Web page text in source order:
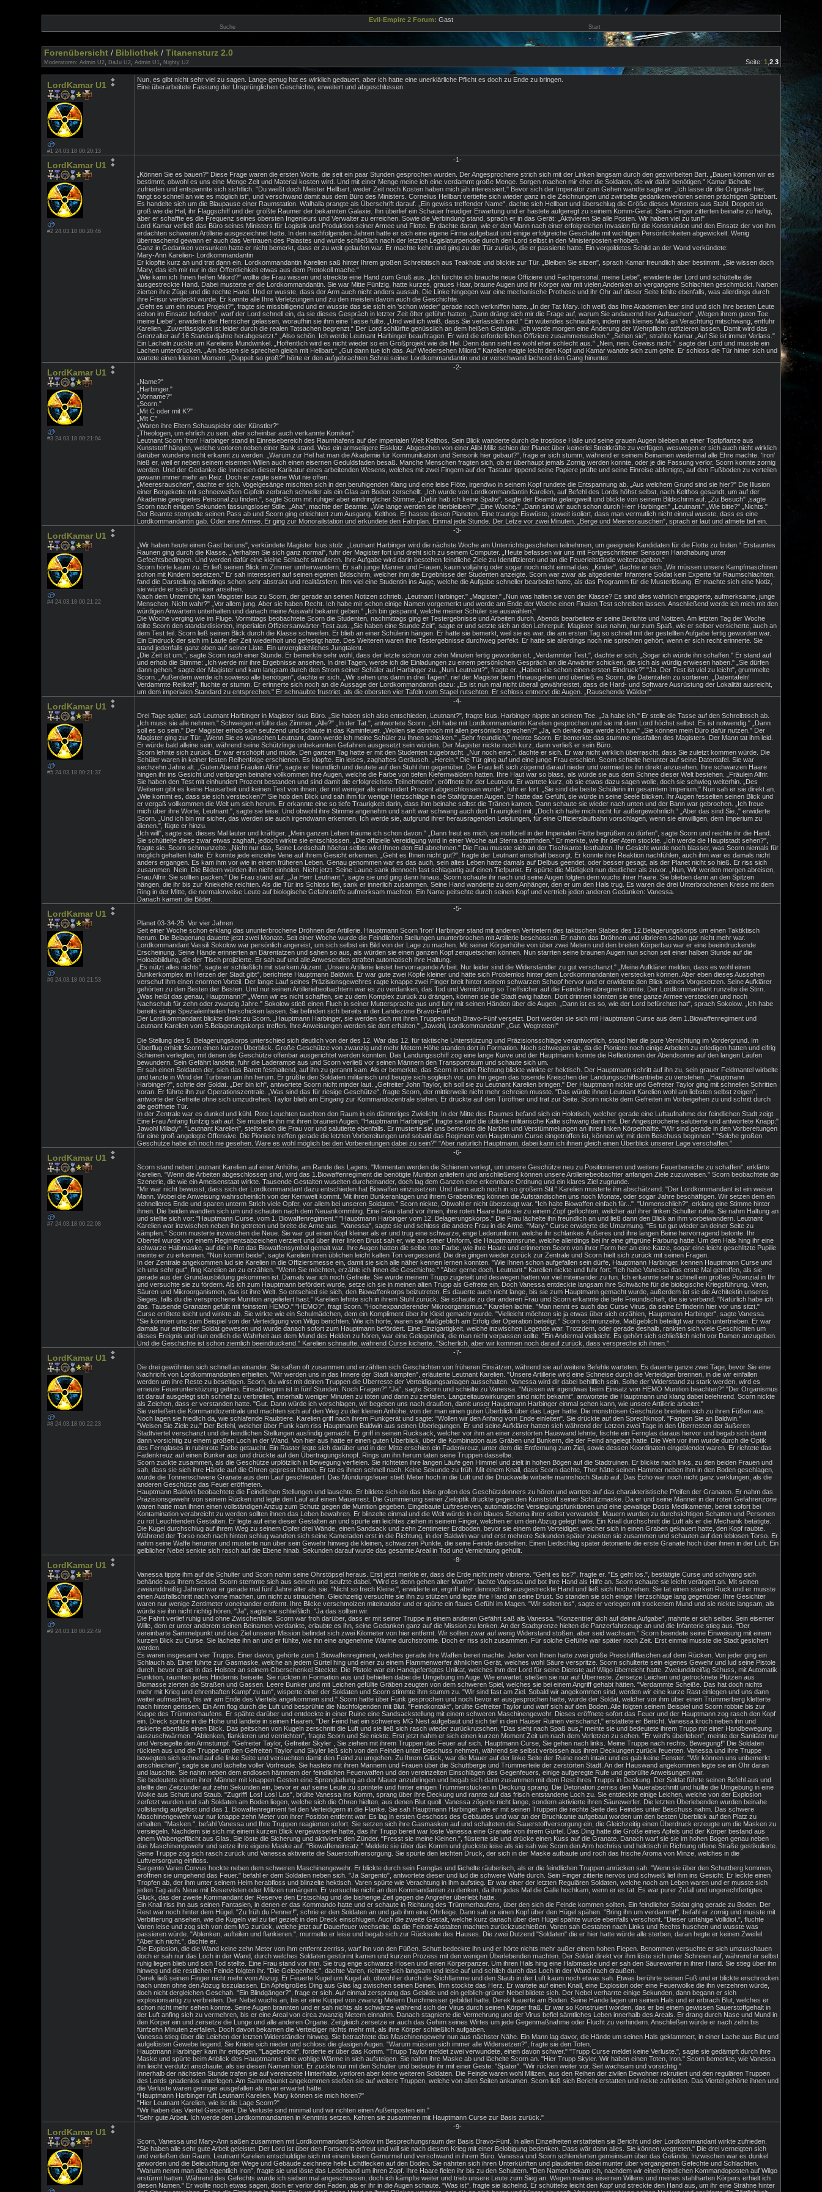
Evil-Empire 2 Forum: Gast
Suche Start
Forenübersicht/ Bibliothek / Titanensturz 2.0
Moderatoren: Admin U2, DaJu U2, Admin U1 Nighty U2 Seite: 1 2, 3
LordKamar U1
#1 24.03.18 00:20:13
Nun, es gibt nicht sehr viel zu sagen. Lange genug hat es wirklich gedauert, aber ich hatte eine unerklärliche Pflicht es doch zu Ende zu bringen.
Eine überarbeitete Fassung der Ursprünglichen Geschichte, erweitert und abgeschlossen.
LordKamar U1
#2 24.03.18 00:20:46
-1-
„Können Sie es bauen?" Diese Frage waren die ersten Worte, die seit ein paar Stunden gesprochen wurden. Der Angesprochene strich sich mit der Linken langsam durch den gezwirbelten Bart. „Bauen können wir es
bestimmt, obwohl es uns eine Menge Zeit und Material kosten wird. Und mit einer Menge meine ich eine verdammt große Menge. Sorgen machen mir eher die Soldaten, die wir dafür benötigen." Kamar lächelte
zufrieden und entspannte sich sichtlich. "Du weißt doch Meister Hellbart, weder Zeit noch Kosten haben mich jäh interessiert." Bevor sich der Imperator zum Gehen wandte sagte er: „Ich lasse dir die Originale hier,
fangt so schnell an wie es möglich ist“, und verschwand damit aus dem Büro des Ministers. Cornelius Hellbart vertiefte sich wieder ganz in die Zeichnungen und zwirbelte gedankenverloren seinen prächtigen Spitzbart.
Es handelte sich um die Blaupause einer Raumstation. Walhalla prangte als Überschrift darauf. „Ein gewiss treffender Name", dachte sich Hellbart und überschlug die Größe dieses Monsters aus Stahl. Doppelt so
groß wie die Hel, ihr Flaggschiff und der größte Raumer der bekannten Galaxie. Ihn überlief ein Schauer freudiger Erwartung und er hastete aufgeregt zu seinem Komm-Gerät. Seine Finger zitterten beinahe zu heftig,
aber er schaffte es die Frequenz seines obersten Ingenieurs und Verwalter zu erreichen. Sowie die Verbindung stand, sprach er in das Gerät: „Aktivieren Sie alle Posten. Wir haben viel zu tun!"
Lord Kamar verließ das Büro seines Ministers für Logistik und Produktion seiner Armee und Flotte. Er dachte daran, wie er den Mann nach einer erfolgreichen Invasion für die Konstruktion und den Einsatz der von ihm
erdachten schweren Artillerie ausgezeichnet hatte. In den nachfolgenden Jahren hatte er sich eine eigene Firma aufgebaut und einige erfolgreiche Geschäfte mit wichtigen Persönlichkeiten abgewickelt. Wenig
überraschend gewann er auch das Vertrauen des Palastes und wurde schließlich nach der letzten Legislaturperiode durch den Lord selbst in den Ministerposten erhoben.
Ganz in Gedanken versunken hatte er nicht bemerkt, dass er zu weit gelaufen war. Er machte kehrt und ging zu der Tür zurück, die er passierte hatte. Ein vergoldetes Schild an der Wand verkündete:
Mary-Ann Karelien- Lordkommandantin
Er klopfte kurz an und trat dann ein. Lordkommandantin Karelien saß hinter Ihrem großen Schreibtisch aus Teakholz und blickte zur Tür. „Bleiben Sie sitzen", sprach Kamar freundlich aber bestimmt. „Sie wissen doch
Mary, das ich mir nur in der Öffentlichkeit etwas aus dem Protokoll mache.“
„Wie kann ich Ihnen helfen Milord?" wollte die Frau wissen und streckte eine Hand zum Gruß aus. „Ich fürchte ich brauche neue Offiziere und Fachpersonal, meine Liebe", erwiderte der Lord und schüttelte die
ausgestreckte Hand. Dabei musterte er die Lordkommandantin. Sie war Mitte Fünfzig, hatte kurzes, graues Haar, braune Augen und ihr Körper war mit vielen Andenken an vergangene Schlachten geschmückt. Narben
zierten ihre Züge und die rechte Hand. Und er wusste, dass der Arm auch nicht anders aussah. Die Linke hingegen war eine mechanische Prothese und ihr Ohr auf dieser Seite fehlte ebenfalls, was allerdings durch
ihre Frisur verdeckt wurde. Er kannte alle Ihre Verletzungen und zu den meisten davon auch die Geschichte.
„Geht es um ein neues Projekt?", fragte sie missbilligend und er wusste das sie sich ein 'schon wieder' gerade noch verkniffen hatte. „In der Tat Mary. Ich weiß das Ihre Akademien leer sind und sich Ihre besten Leute
schon im Einsatz befinden", warf der Lord schnell ein, da sie dieses Gespräch in letzter Zeit öfter geführt hatten. „Dann drängt sich mir die Frage auf, warum Sie andauernd hier Auftauchen“ „Wegen ihrem guten Tee
meine Liebe“, erwiderte der Herrscher gelassen, woraufhin sie ihm eine Tasse füllte. „Und weil ich weiß, dass Sie verlässlich sind." Ein wütendes schnauben, indem ein kleines Maß an Verachtung mitschwang, entfuhr
Karelien. „Zuverlässigkeit ist leider durch die realen Tatsachen begrenzt.“ Der Lord schlürfte genüsslich an dem heißen Getränk. „Ich werde morgen eine Änderung der Wehrpflicht ratifizieren lassen. Damit wird das
Grenzalter auf 16 Standardjahre herabgesetzt.“ „Also schön. Ich werde Leutnant Harbinger beauftragen. Er wird die erforderlichen Offiziere zusammensuchen.“ „Sehen sie", strahlte Kamar „Auf Sie ist immer Verlass."
Ein Lächeln zuckte um Kareliens Mundwinkel. „Hoffentlich wird es nicht wieder so ein Großprojekt wie die Hel. Denn dann sieht es wohl eher schlecht aus." „Nein, nein. Gewiss nicht." ,sagte der Lord und musste ein
Lachen unterdrücken. „Am besten sie sprechen gleich mit Hellbart.“ „Gut dann tue ich das. Auf Wiedersehen Milord." Karelien neigte leicht den Kopf und Kamar wandte sich zum gehe. Er schloss die Tür hinter sich und
wartete einen kleinen Moment. „Doppelt so groß?" hörte er den aufgebrachten Schrei seiner Lordkommandantin und er verschwand lachend den Gang hinunter.
LordKamar U1
#3 24.03.18 00:21:04
-2-
„Name?"
„Harbinger."
„Vorname?"
„Scorn."
„Mit C oder mit K?"
„Mit C"
„Waren ihre Eltern Schauspieler oder Künstler?“
„Theologen, um ehrlich zu sein, aber scheinbar auch verkannte Komiker.“
Leutnant Scorn 'Iron' Harbinger stand in Einreisebereich des Raumhafens auf der imperialen Welt Kelthos. Sein Blick wanderte durch die trostlose Halle und seine grauen Augen blieben an einer Topfpflanze aus
Kunststoff hängen, welche verloren neben einer Bank stand. Was ein armseligere Eisklotz. Abgesehen von einer Alibi Miliz schien der Planet über keinerlei Streitkräfte zu verfügen, weswegen er sich auch nicht wirklich
darüber wunderte nicht erkannt zu werden. „Warum zur Hel hat man die Akademie für Kommunikation und Sensorik hier gebaut?", frage er sich stumm, während er seinem Beinamen wiedermal alle Ehre machte. 'Iron'
hieß er, weil er neben seinem eisernen Willen auch einen eisernen Geduldsfaden besaß. Manche Menschen fragten sich, ob er überhaupt jemals Zornig werden konnte, oder je die Fassung verlor. Scorn konnte zornig
werden. Und der Gedanke die Innereien dieser Karikatur eines arbeitenden Wesens, welches mit zwei Fingern auf der Tastatur tippend seine Papiere prüfte und seine Einreise abfertigte, auf den Fußboden zu verteilen
gewann immer mehr an Reiz. Doch er zeigte seine Wut nie offen.
„Meeresrauschen", dachte er sich. Vogelgesänge mischten sich in den beruhigenden Klang und eine leise Flöte, irgendwo in seinem Kopf rundete die Entspannung ab. „Aus welchem Grund sind sie hier?" Die Illusion
einer Bergekette mit schneeweißen Gipfeln zerbrach schneller als ein Glas am Boden zerschellt. „Ich wurde von Lordkommandantin Karelien, auf Befehl des Lords höhst selbst, nach Kelthos gesandt, um auf der
Akademie geeignetes Personal zu finden.", sagte Scorn mit ruhiger aber eindringlicher Stimme. „Dafür hab ich keine Spalte", sagte der Beamte gelangweilt und blickte von seinem Bildschirm auf. „Zu Besuch" ,sagte
Scorn nach einigen Sekunden fassungsloser Stille. „Aha", machte der Beamte. „Wie lange werden sie hierbleiben?" „Eine Woche." „Dann sind wir auch schon durch Herr Harbinger." „Leutnant." „Wie bitte?" „Nichts."
Der Beamte stempelte seinen Pass ab und Scorn ging erleichtert zum Ausgang. Kelthos. Er hasste diesen Planeten. Eine traurige Eiswüste, soweit isoliert, dass man vermutlich nicht einmal wusste, dass es eine
Lordkommandantin gab. Oder eine Armee. Er ging zur Monorailstation und erkundete den Fahrplan. Einmal jede Stunde. Der Letze vor zwei Minuten. „Berge und Meeresrauschen", sprach er laut und atmete tief ein.
LordKamar U1
#4 24.03.18 00:21:22
-3-
„Wir haben heute einen Gast bei uns", verkündete Magister Isus stolz. „Leutnant Harbinger wird die nächste Woche am Unterrichtsgeschehen teilnehmen, um geeignete Kandidaten für die Flotte zu finden.“ Erstauntes
Raunen ging durch die Klasse. „Verhalten Sie sich ganz normal", fuhr der Magister fort und dreht sich zu seinem Computer. „Heute befassen wir uns mit Fortgeschrittener Sensoren Handhabung unter
Gefechtsbedingen. Und werden dafür eine kleine Schlacht simulieren. Ihre Aufgabe wird darin bestehen feindliche Ziele zu Identifizieren und an die Feuerleitstände weiterzugeben.“
Scorn hörte kaum zu. Er ließ seinen Blick im Zimmer umherwandern. Er sah junge Männer und Frauen, kaum volljährig oder sogar noch nicht einmal das. „Kinder", dachte er sich „Wir müssen unsere Kampfmaschinen
schon mit Kindern besetzen." Er sah interessiert auf seinen eigenen Bildschirm, welcher ihm die Ergebnisse der Studenten anzeigte. Scorn war zwar als altgedienter Infanterie Soldat kein Experte für Raumschlachten,
fand die Darstellung allerdings schon sehr abstrakt und realitätsfern. Ihm viel eine Studentin ins Auge, welche die Aufgabe schneller bearbeitet hatte, als das Programm für die Musterlösung. Er machte sich eine Notiz,
sie würde er sich genauer ansehen.
Nach dem Unterricht, kam Magister Isus zu Scorn, der gerade an seinen Notizen schrieb. „Leutnant Harbinger." „Magister." „Nun was halten sie von der Klasse? Es sind alles wahrlich engagierte, aufmerksame, junge
Menschen. Nicht wahr?" „Vor allem jung. Aber sie haben Recht. Ich habe mir schon einige Namen vorgemerkt und werde am Ende der Woche einen Finalen Test schreiben lassen. Anschließend werde ich mich mit den
würdigen Anwärtern unterhalten und danach meine Auswahl bekannt geben." „Ich bin gespannt, welche meiner Schüler sie auswählen."
Die Woche verging wie im Fluge. Vormittags beobachtete Scorn die Studenten, nachmittags ging er Testergebnisse und Arbeiten durch, Abends bearbeitete er seine Berichte und Notizen. Am letzten Tag der Woche
teilte Scorn den standardisierten, imperialen Offiziersanwärter-Test aus. „Sie haben eine Stunde Zeit", sagte er und setzte sich an den Lehrerpult. Magister Isus nahm, nur zum Spaß, wie er selber versicherte, auch an
dem Test teil. Scorn ließ seinen Blick durch die Klasse schweifen. Er blieb an einer Schülerin hängen. Er hatte sie bemerkt, weil sie es war, die am ersten Tag so schnell mit der gestellten Aufgabe fertig geworden war.
Ein Eindruck der sich im Laufe der Zeit wiederholt und gefestigt hatte. Des Weiteren waren ihre Testergebnisse durchweg perfekt. Er hatte sie allerdings noch nie sprechen gehört, wenn er sich recht erinnerte. Sie
stand jedenfalls ganz oben auf seiner Liste. Ein unvergleichliches Jungtalent.
„Die Zeit ist um.", sagte Scorn nach einer Stunde. Er bemerkte sehr wohl, dass der letzte schon vor zehn Minuten fertig geworden ist. „Verdammter Test.", dachte er sich. „Sogar ich würde ihn schaffen." Er stand auf
und erhob die Stimme: „Ich werde mir ihre Ergebnisse ansehen. In drei Tagen, werde ich die Einladungen zu einem persönlichen Gespräch an die Anwärter schicken, die sich als würdig erwiesen haben." „Sie dürfen
dann gehen." sagte der Magister und kam langsam durch den Strom seiner Schüler auf Harbinger zu. „Nun Leutnant?", fragte er. „Haben sie schon einen ersten Eindruck?" "Ja. Der Test ist viel zu leicht", grummelte
Scorn. „Außerdem werde ich sowieso alle benötigen", dachte er sich. „Wir sehen uns dann in drei Tagen", rief der Magister beim Hinausgehen und überließ es Scorn, die Datentafeln zu sortieren. „Datentafeln!
Verdammte Relikte!", fluchte er stumm. Er erinnerte sich noch an die Aussage der Lordkommandantin dazu: „Es ist nun mal nicht überall gewährleistet, dass die Hard- und Software Ausrüstung der Lokalität ausreicht,
um dem imperialen Standard zu entsprechen." Er schnaubte frustriet, als die obersten vier Tafeln vom Stapel rutschten. Er schloss entnervt die Augen. „Rauschende Wälder!"
LordKamar U1
#5 24.03.18 00:21:37
-4-
Drei Tage später, saß Leutnant Harbinger in Magister Isus Büro. „Sie haben sich also entschieden, Leutnant?", fragte Isus. Harbinger nippte an seinem Tee. „Ja habe ich." Er stelle die Tasse auf den Schreibtisch ab.
„Ich muss sie alle nehmen." Schweigen erfüllte das Zimmer. „Alle?" „In der Tat.", antwortete Scorn. „Ich habe mit Lordkommandantin Karelien gesprochen und sie mit dem Lord höchst selbst. Es ist notwendig." „Dann
soll es so sein." Der Magister erhob sich seufzend und schaute in das Kaminfeuer. „Wollen sie dennoch mit allen persönlich sprechen?" „Ja, ich denke das werde ich tun." „Sie können mein Büro dafür nutzen." Der
Magister ging zur Tür. „Wenn Sie es wünschen Leutnant, dann werde ich meine Schüler zu Ihnen schicken." „Sehr freundlich," meinte Scorn. Er bemerkte das stumme missfallen des Magisters. Der Mann tat ihm leid.
Er würde bald alleine sein, während seine Schützlinge unbekannten Gefahren ausgesetzt sein würden. Der Magister nickte noch kurz, dann verließ er sein Büro.
Scorn lehnte sich zurück. Er war erschöpft und müde. Den ganzen Tag hatte er mit den Studenten zugebracht. „Nur noch eine.", dachte er sich. Er war nicht wirklich überrascht, dass Sie zuletzt kommen würde. Die
Schüler waren in keiner festen Reihenfolge erschienen. Es klopfte. Ein leises, zaghaftes Geräusch. „Herein." Die Tür ging auf und eine junge Frau erschien. Scorn schielte herunter auf seine Datentafel. Sie war
sechzehn Jahre alt. „Guten Abend Fräulein Alfrir", sagte er freundlich und deutete auf den Stuhl ihm gegenüber. Die Frau ließ sich zögernd darauf nieder und vermied es ihn direkt anzusehen. Ihre schwarzen Haare
hingen ihr ins Gesicht und verbargen beinahe vollkommen ihre Augen, welche die Farbe von tiefen Kiefernwäldern hatten. Ihre Haut war so blass, als würde sie aus dem Schnee dieser Welt bestehen. „Fräulein Alfrir.
Sie haben den Test mit einhundert Prozent bestanden und sind damit die erfolgreichste Teilnehmerin", eröffnete ihr der Leutnant. Er wartete kurz, ob sie etwas dazu sagen wolle, doch sie schwieg weiterhin. „Des
Weiteren gibt es keine Hausarbeit und keinen Test von ihnen, der mit weniger als einhundert Prozent abgeschlossen wurde", fuhr er fort. „Sie sind die beste Schülerin im gesamtem Imperium." Nun sah er sie direkt an.
„Wie kommt es, dass sie sich verstecken?" Sie hob den Blick und sah ihm für wenige Herzschläge in die Stahlgrauen Augen. Er hatte das Gefühl, sie würde in seine Seele blicken. Ihr Augen fesselten seinen Blick und
er vergaß vollkommen die Welt um sich herum. Er erkannte eine so tiefe Traurigkeit darin, dass ihm beinahe selbst die Tränen kamen. Dann schaute sie wieder nach unten und der Bann war gebrochen. „Ich freue
mich über ihre Worte, Leutnant.", sagte sie leise. Und obwohl ihre Stimme angenehm und sanft war schwang auch dort Traurigkeit mit. „Doch ich halte mich nicht für außergewöhnlich.“ „Aber das sind Sie.," erwiderte
Scorn. „Und ich bin mir sicher, das werden sie auch irgendwann erkennen. Ich werde sie, aufgrund ihrer herausragenden Leistungen, für eine Offizierslaufbahn vorschlagen, wenn sie einwilligen, dem Imperium zu
dienen.", fügte er hinzu.
„Ich will", sagte sie, dieses Mal lauter und kräftiger. „Mein ganzen Leben träume ich schon davon." „Dann freut es mich, sie inoffiziell in der Imperialen Flotte begrüßen zu dürfen", sagte Scorn und reichte ihr die Hand.
Sie schüttelte diese zwar etwas zaghaft, jedoch wirkte sie entschlossen. „Die offizielle Vereidigung wird in einer Woche auf Sterra stattfinden." Er merkte, wie ihr der Atem stockte. „Ich werde die Hauptstadt sehen?",
fragte sie. Scorn schmunzelte. „Nicht nur das, Seine Lordschaft höchst selbst wird Ihnen den Eid abnehmen." Die Frau musste sich an der Tischkante festhalten. Ihr Gesicht wurde noch blasser, was Scorn niemals für
möglich gehalten hätte. Er konnte jede einzelne Vene auf ihrem Gesicht erkennen. „Geht es Ihnen nicht gut?", fragte der Leutnant ernsthaft besorgt. Er konnte ihre Reaktion nachfühlen, auch ihm war es damals nicht
anders ergangen. Es kam ihm vor wie in einem früheren Leben. Genau genommen war es das auch, sein altes Leben hatte damals auf Delbus geendet, oder besser gesagt, als der Planet nicht so hieß. Er riss sich
zusammen. Nein. Die Bildern würden ihn nicht einholen. Nicht jetzt. Seine Laune sank dennoch fast schlagartig auf einen Tiefpunkt. Er spürte die Müdigkeit nun deutlicher als zuvor. „Nun, Wir werden morgen abreisen,
Frau Alfrir. Sie sollten packen." Die Frau stand auf. „Ja Herr Leutnant.", sagte sie und ging dann hinaus. Scorn schaute ihr nach und seine Augen folgten dem wuchs ihrer Haare. Sie blieben dann an den Spitzen
hängen, die ihr bis zur Kniekehle reichten. Als die Tür ins Schloss fiel, sank er innerlich zusammen. Seine Hand wanderte zu dem Anhänger, den er um den Hals trug. Es waren die drei Unterbrochenen Kreise mit dem
Ring in der Mitte, die normalerweise Leute auf biologische Gefahrstoffe aufmerksam machten. Ein Name peitschte durch seinen Kopf und vertrieb jeden anderen Gedanken: Vanessa.
Danach kamen die Bilder.
LordKamar U1
#6 24.03.18 00:21:53
-5-
Planet 03-34-25. Vor vier Jahren.
Seit einer Woche schon erklang das ununterbrochene Dröhnen der Artillerie. Hauptmann Scorn 'Iron' Harbinger stand mit anderen Vertretern des taktischen Stabes des 12.Belagerungskorps um einen Taktiktisch
herum. Die Belagerung dauerte jetzt zwei Monate. Seit einer Woche wurde die Feindlichen Stellungen ununterbrochen mit Artillerie beschossen. Er nahm das Dröhnen und vibrieren schon gar nicht mehr war.
Lordkommandant Vassili Sokolow war persönlich angereist, um sich selbst ein Bild von der Lage zu machen. Mit seiner Körperhöhe von über zwei Metern und den breiten Körperbau war er eine beeindruckende
Erscheinung. Seine Hände erinnerten an Bärentatzen und sahen so aus, als würden sie einen ganzen Kopf zerquetschen können. Nun starrten seine braunen Augen nun schon seit einer halben Stunde auf die
Holoabbildung, die der Tisch projizierte. Er sah auf und alle Anwesenden straften automatisch ihre Haltung.
„Es nützt alles nichts", sagte er schließlich mit starkem Akzent. „Unsere Artillerie leistet hervorragende Arbeit. Nur leider sind die Widerständler zu gut verschanzt." „Meine Aufklärer melden, dass es wohl einen
Bunkerkomplex im Herzen der Stadt gibt", berichtete Hauptmann Baldwin. Er war gute zwei Köpfe kleiner und hätte sich Problemlos hinter dem Lordkommandanten verstecken können. Aber eben dieses Aussehen
verschuf ihm einen enormen Vorteil. Der lange Lauf seines Präzisionsgewehres ragte knappe zwei Finger breit hinter seinem schwarzen Schopf hervor und er erwiderte den Blick seines Vorgesetzen. Seine Aufklärer
gehörten zu den Besten der Besten. Und nur seinen Artilleriebeobachtern war es zu verdanken, das Tod und Vernichtung so Treffsicher auf die Feinde herabregnen konnte. Der Lordkommandant runzelte die Stirn.
„Was heißt das genau, Hauptmann?" „Wenn wir es nicht schaffen, sie zu dem Komplex zurück zu drängen, können sie die Stadt ewig halten. Dort drinnen könnten sie eine ganze Armee verstecken und noch
Nachschub für zehn oder zwanzig Jahre." Sokolow stieß einen Fluch in seiner Muttersprache aus und fuhr mit seinen Händen über die Augen. „Dann ist es so, wie der Lord befürchtet hat", sprach Sokolow. „Ich habe
bereits einige Spezialeinheiten herschicken lassen. Sie befinden sich bereits in der Landezone Bravo-Fünf."
Der Lordkommandant blickte direkt zu Scorn. „Hauptmann Harbinger, sie werden sich mit ihren Truppen nach Bravo-Fünf versetzt. Dort werden sie sich mit Hauptmann Curse aus dem 1.Biowaffenregiment und
Leutnant Karelien vom 5.Belagerungskorps treffen. Ihre Anweisungen werden sie dort erhalten." „Jawohl, Lordkommandant!" „Gut. Wegtreten!"
Die Stellung des 5. Belagerungskorps unterschied sich deutlich von der des 12. War das 12. für taktische Unterstützung und Präzisionsschläge verantwortlich, stand hier die pure Vernichtung im Vordergrund. Im
Überflug erhielt Scorn einen kurzen Überblick. Große Geschütze von zwanzig und mehr Metern Höhe standen dort in Formation. Noch schwiegen sie, da die Pioniere noch einige Arbeiten zu erledigen hatten und eifrig
Schienen verlegten, mit denen die Geschütze offenbar ausgerichtet werden konnten. Das Landungsschiff zog eine lange Kurve und der Hauptmann konnte die Reflextionen der Abendsonne auf den langen Läufen
bewundern. Sein Gefährt landete, fuhr die Laderampe aus und Scorn verließ vor seinen Männern den Transportraum und schaute sich um.
Er sah einen Soldaten der, sich das Barett festhaltend, auf ihn zu gerannt kam. Als er bemerkte, das Scorn in seine Richtung blickte winkte er hektisch. Der Hauptmann schritt auf ihn zu, sein grauer Feldmantel wirbelte
und tanzte in Wind der Turbinen um ihn herum. Er grüßte den Soldaten militärisch und beugte sich sogleich vor, um ihn gegen das tosende Kreischen der Landungsschiffsantriebe zu verstehen. „Hauptmann
Harbinger?", schrie der Soldat. „Der bin ich", antwortete Scorn nicht minder laut. „Gefreiter John Taylor, ich soll sie zu Leutnant Karelien bringen." Der Hauptmann nickte und Gefreiter Taylor ging mit schnellen Schritten
voran. Er führte ihn zur Operationszentrale. „Was sind das für riesige Geschütze", fragte Scorn, der mittlerweile nicht mehr schreien musste. "Das würde ihnen Leutnant Karelien wohl am liebsten selbst zeigen",
antworte der Gefreite ohne sich umzudrehen. Taylor blieb am Eingang zur Kommandozentrale stehen. Er drückte auf den Türöffner und trat zur Seite. Scorn nickte dem Gefreiten im Vorbeigehen zu und schritt durch
die geöffnete Tür.
In der Zentrale war es dunkel und kühl. Rote Leuchten tauchten den Raum in ein dämmriges Zwielicht. In der Mitte des Raumes befand sich ein Holotisch, welcher gerade eine Luftaufnahme der feindlichen Stadt zeigt.
Eine Frau Anfang fünfzig sah auf. Sie musterte ihn mit ihren braunen Augen. "Hauptmann Harbinger", fragte sie und die übliche militärische Kälte schwang darin mit. Der Angesprochene salutierte und antwortete Knapp:"
Jawohl Milady". "Leutnant Karelien", stellte sich die Frau vor und salutierte ebenfalls. Er musterte sie uns bemerkte die Narben und Verstümmelungen an ihrer linken Körperhälfte. "Wir sind gerade in den Vorbereitungen
für eine groß angelegte Offensive. Die Pioniere treffen gerade die letzten Vorbereitungen und sobald das Regiment von Hauptmann Curse eingetroffen ist, können wir mit dem Beschuss beginnen." "Solche großen
Geschütze habe ich noch nie gesehen. Wäre es wohl möglich bei den Vorbereitungen dabei zu sein?" "Aber natürlich Hauptmann, dabei kann ich ihnen gleich einen Überblick unserer Lage verschaffen."
LordKamar U1
#7 24.03.18 00:22:08
-6-
Scorn stand neben Leutnant Karelien auf einer Anhöhe, am Rande des Lagers. "Momentan werden die Schienen verlegt, um unsere Geschütze neu zu Positionieren und weitere Feuerbereiche zu schaffen", erklärte
Karelien. "Wenn die Arbeiten abgeschlossen sind, wird das 1.Biowaffenregiment die benötigte Munition anliefern und anschließend können unsere Artilleriebeobachter anfangen Ziele zuzuweisen." Scorn beobachtete die
Szenerie, die wie ein Ameisenstaat wirkte. Tausende Gestalten wuselten durcheinander, doch lag dem Ganzen eine erkennbare Ordnung und ein klares Ziel zugrunde.
"Mir war nicht bewusst, dass sich der Lordkommandant dazu entschieden hat Biowaffen einzusetzen. Und dann auch noch in so großem Stil." Karelien musterte ihn abschätzend. "Der Lordkommandant ist ein weiser
Mann. Wobei die Anweisung wahrscheinlich von der Kernwelt kommt. Mit ihren Bunkeranlagen und ihrem Grabenkrieg können die Aufständischen uns noch Monate, oder sogar Jahre beschäftigen. Wir setzen dem ein
schnelleres Ende und sparen unterm Strich viele Opfer, vor allem bei unseren Soldaten." Scorn nickte, Obwohl er nicht überzeugt war. "Ich halte Biowaffen einfach für..." "Unmenschlich?", erklang eine Stimme hinter
ihnen. Die beiden wandten sich um und schauten nach dem Neuankömmling. Eine Frau stand vor ihnen, ihre roten Haare hatte sie zu einem Zopf geflochten, welcher auf ihrer linken Schulter ruhte. Sie nahm Haltung an
und stellte sich vor: "Hauptmann Curse, vom 1. Biowaffenregiment." "Hauptmann Harbinger vom 12. Belagerungskorps." Die Frau lächelte ihn freundlich an und ließ dann den Blick an ihm vorbeiwandern. Leutnant
Karelien war inzwischen neben ihn getreten und breite die Arme aus. "Vanessa", sagte sie und schloss die andere Frau in die Arme. "Mary." Curse erwiderte die Umarmung. "Es tut gut wieder an deiner Seite zu
kämpfen." Scorn musterte inzwischen die Neue. Sie war gut einen Kopf kleiner als er und trug eine schwarze, enge Lederuniform, welche ihr schlankes Äußeres und ihre langen Beine hervorragend betonte. Ihr
Oberteil wurde von einem Regimentsabzeichen verziert und über ihrer linken Brust sah er, wie an seiner Uniform, die Hauptmannsrune, welche allerdings bei ihr eine giftgrüne Färbung hatte. Um den Hals hing ihr eine
schwarze Halbmaske, auf die in Rot das Biowaffensymbol gemalt war. Ihre Augen hatten die selbe rote Farbe, wie ihre Haare und erinnerten Scorn von ihrer Form her an eine Katze, sogar eine leicht geschlitzte Pupille
meinte er zu erkennen. "Nun kommt beide", sagte Karelien ihren üblichen leicht kalten Ton vergessend. Die drei gingen wieder zurück zur Zentrale und Scorn hielt sich zurück mit seinen Fragen.
In der Zentrale angekommen lud sie Karelien in die Offiziersmesse ein, damit sie sich alle näher kennen lernen konnten. "Wie Ihnen schon aufgefallen sein dürfe, Hauptmann Harbinger, kennen Hauptmann Curse und
ich uns sehr gut", fing Karelien an zu erzählen. "Wenn Sie möchten, erzähle ich ihnen die Geschichte." "Aber gerne doch, Leutnant." Karelien nickte und fuhr fort: "Ich habe Vanessa das erste Mal getroffen, als sie
gerade aus der Grundausbildung gekommen ist. Damals war ich noch Gefreite. Sie wurde meinem Trupp zugeteilt und deswegen hatten wir viel miteinander zu tun. Ich erkannte sehr schnell ein großes Potenzial in Ihr
und versuchte sie zu fördern. Als ich zum Hauptmann befördert wurde, setze ich sie in meinen alten Trupp als Gefreite ein. Doch Vanessa entdeckte langsam ihre Schwäche für die biologische Kriegsführung. Viren,
Säuren und Mikroorganismen, das ist ihre Welt. So entschied sie sich, den Biowaffenkorps beizutreten. Es dauerte auch nicht lange, bis sie zum Hauptmann gemacht wurde, außerdem ist sie die Architektin unseres
Sieges, falls du die versprochene Munition angeliefert hast." Karelien lehnte sich in ihrem Stuhl zurück. Sie schaute zu der anderen Frau und Scorn erkannte die tiefe Freundschaft, die sie verband. "Natürlich habe ich
das. Tausende Granaten gefüllt mit feinstem HEMO." "HEMO?", fragt Scorn. "Hochexpandierender Mikroorganismus." Karelien lachte. "Man nennt es auch das Curse Virus, da seine Erfinderin hier vor uns sitzt."
Curse errötete leicht und winkte ab. Sie wirkte wie ein Schulmädchen, dem ein Kompliment über ihr Kleid gemacht wurde. "Vielleicht möchten sie ja etwas über sich erzählen, Hauptmann Harbinger", sagte Vanessa.
"Sie könnten uns zum Beispiel von der Verteidigung von Wilgo berichten. Wie ich hörte, waren sie Maßgeblich am Erfolg der Operation beteiligt." Scorn schmunzelte. Maßgeblich beteiligt war noch untertrieben. Er war
damals nur einfacher Soldat gewesen und wurde danach sofort zum Hauptmann befördert. Eine Einzigartigkeit, welche inzwischen Legende war. Trotzdem, oder gerade deshalb, rankten sich viele Geschichten um
dieses Ereignis und nun endlich die Wahrheit aus dem Mund des Helden zu hören, war eine Gelegenheit, die man nicht verpassen sollte. "Ein Andermal vielleicht. Es gehört sich schließlich nicht vor Damen anzugeben.
Und die Geschichte ist schon ziemlich beeindruckend." Karelien schnaufte, während Curse kicherte. "Sicherlich, aber wir kommen noch darauf zurück, dass verspreche ich ihnen."
LordKamar U1
#8 24.03.18 00:22:23
-7-
Die drei gewöhnten sich schnell an einander. Sie saßen oft zusammen und erzählten sich Geschichten von früheren Einsätzen, während sie auf weitere Befehle warteten. Es dauerte ganze zwei Tage, bevor Sie eine
Nachricht von Lordkommandanten erhielten. "Wir werden uns in das Innere der Stadt kämpfen", erläuterte Leutnant Karelien. "Unsere Artillerie wird eine Schneise durch die Verteidiger brennen, in die wir einfallen
werden um ihre Reste zu beseitigen. Scorn, du wirst mit deinen Truppen die Überreste der Verteidigungsanlagen ausschalten. Vanessa wird dir dabei behilflich sein. Sollte der Widerstand zu stark werden, wird es
erneute Feuerunterstüzung geben. Einsatzbeginn ist in fünf Stunden. Noch Fragen?" "Ja", sagte Scorn und schielte zu Vanessa. "Müssen wir irgendwas beim Einsatz von HEMO Munition beachten?" "Der Organismus
ist darauf ausgelegt sich schnell zu verbreiten, innerhalb weniger Minuten zu töten und dann zu zerfallen. Langzeitauswirkungen sind nicht bekannt", antwortete die Hauptmann und klang dabei belehrend. Scorn nickte
als Zeichen, dass er verstanden hatte. "Gut. Dann würde ich vorschlagen, wir begeben uns nach draußen, damit unser Hauptmann Harbinger einmal sehen kann, wie unsere Artillerie arbeitet."
Sie verließen die Kommandozentrale und machten sich auf den Weg zu der kleinen Anhöhe, von der man einen guten Überblick über das Lager hatte. Die monströsen Geschütze breiteten sich zu ihren Füßen aus.
Noch lagen sie friedlich da, wie schlafende Raubtiere. Karelien griff nach ihrem Funkgerät und sagte: "Wollen wir den Anfang vom Ende einleiten". Sie drückte auf den Sprechknopf. "Fangen Sie an Baldwin."
"Weisen Sie Ziele zu." Der Befehl, welcher über Funk kam riss Hauptmann Baldwin aus seinen Überlegungen. Er und seine Aufklärer hatten sich während der Letzen zwei Tage in den Überresten der äußeren
Stadtviertel verschanzt und die feindlichen Stellungen ausfindig gemacht. Er griff in seinen Rucksack, welcher vor ihm an einer zerstörten Hauswand lehnte, fischte ein Fernglas daraus hervor und begab sich damit
dann vorsichtig zu einem großen Loch in der Wand. Von hier aus hatte er einen guten Überblick, über die Kombination aus Gräben und Bunkern, die der Feind angelegt hatte. Die Welt vor ihm wurde durch die Optik
des Fernglases in rubinrote Farbe getaucht. Ein Raster legte sich darüber und in der Mitte erschien ein Fadenkreuz, unter dem die Entfernung zum Ziel, sowie dessen Koordinaten eingeblendet waren. Er richtete das
Fadenkreuz auf einen Bunker aus und drückte auf den Übertragungsknopf. Rings um ihn herum taten seine Truppen dasselbe.
Scorn zuckte zusammen, als die Geschütze urplötzlich in Bewegung verfielen. Sie richteten ihre langen Läufe gen Himmel und zielt in hohen Bögen auf die Stadtruinen. Er blickte nach links, zu den beiden Frauen und
sah, dass sie sich ihre Hände auf die Ohren gepresst hatten. Er tat es ihnen schnell nach. Keine Sekunde zu früh. Mit einem Knall, dass Scorn dachte, Thor hätte seinen Hammer neben ihm in den Boden geschlagen,
wurde die Tonnenschwere Granate aus dem Lauf geschleudert. Das Mündungsfeuer stieß Meter hoch in die Luft und die Druckwelle wirbelte mannshoch Staub auf. Das Echo war noch nicht ganz verklungen, als die
anderen Geschütze das Feuer eröffneten.
Hauptmann Baldwin beobachtete die Feindlichen Stellungen und lauschte. Er bildete sich ein das leise grollen des Geschützdonners zu hören und wartete auf das charakteristische Pfeifen der Granaten. Er nahm das
Präzisionsgewehr von seinem Rücken und legte den Lauf auf einen Mauerrest. Die Gummierung seiner Zieloptik drückte gegen den Kunststoff seiner Schutzmaske. Da er und seine Männer in der roten Gefahrenzone
waren hatte man ihnen einen vollständigen Anzug zum Schutz gegen die Munition gegeben. Eingebaute Luftreserven, automatische Versieglungsfunktionen und eine gewaltige Dosis Medikamente, bereit sofort bei
Kontamination verabreicht zu werden sollten ihnen das Leben bewahren. Er blinzelte einmal und die Welt würde in ein blaues Schema ihrer selbst verwandelt. Mauern wurden zu durchsichtigen Schatten und Personen
zu rot Leuchtenden Gestalten. Er legte auf eine dieser Gestalten an und spürte ein leichtes ziehen in seinem Finger, welchen er um den Abzug gelegt hatte. Ein Knall durchschnitt die Luft als er die Mechanik betätigte.
Die Kugel durchschlug auf ihrem Weg zu seinem Opfer drei Wände, einen Sandsack und zehn Zentimeter Erdboden, bevor sie einem dem Verteidiger, welcher sich in einen Graben gekauert hatte, den Kopf raubte.
Während der Torso noch nach hinten schlug wandten sich seine Kameraden erst in die Richtung, in der Baldwin war und erst mehrere Sekunden später zuckten sie zusammen und schauten auf den leblosen Torso. Er
nahm seine Waffe herunter und musterte nun über sein Gewehr hinweg die kleinen, schwarzen Punkte, die seine Feinde darstellten. Einen Liedschlag später detonierte die erste Granate hoch über ihnen in der Luft. Ein
gelblicher Nebel senkte sich rasch auf die Ebene hinab. Sekunden darauf wurde das gesamte Areal in Tod und Vernichtung gehüllt.
LordKamar U1
#9 24.03.18 00:22:49
-8-
Vanessa tippte ihm auf die Schulter und Scorn nahm seine Ohrstöpsel heraus. Erst jetzt merkte er, dass die Erde nicht mehr vibrierte. "Geht es los?", fragte er. "Es geht los.", bestätigte Curse und schwang sich
behände aus ihrem Sessel. Scorn stemmte sich aus seinem und seufzte dabei. "Wird es denn gehen alter Mann?", lachte Vanessa und bot ihre Hand als Hilfe an. Scorn schaute sie leicht verärgert an. Mit seinen
zweiunddreißig Jahren war er gerade mal fünf Jahre älter als sie. "Nicht so frech Kleine.", erwiderte er, ergriff aber dennoch die ausgestreckte Hand und ließ sich hochziehen. Sie tat einen starken Ruck und er musste
einen Ausfallschritt nach vorne machen, um nicht zu straucheln. Gleichzeitig versuchte sie ihn zu stützen und legte ihre Hand an seine Brust. So standen sie sich einige Herzschläge lang gegenüber. Ihre Gesichter
waren nur wenige Zentimeter voneinander entfernt. Ihre Blicke verschmolzen miteinander und er spürte ein flaues Gefühl im Magen. "Wir sollten los", sagte er verlegen mit trockenem Mund und sie nickte langsam, als
würde sie ihn nicht richtig hören. "Ja", sagte sie schließlich. "Ja das sollten wir.
Die Fahrt verlief ruhig und ohne Zwischenfälle. Scorn war froh darüber, dass er mit seiner Truppe in einem anderen Gefährt saß als Vanessa. "Konzentrier dich auf deine Aufgabe", mahnte er sich selber. Sein eiserner
Wille, dem er unter anderem seinen Beinamen verdankte, erlaubte es ihn, seine Gedanken ganz auf die Mission zu lenken. An der Stadtgrenze hielten die Panzerfahrzeuge an und die Infanterie stieg aus. "Der
vereinbarte Sammelpunkt und das Ziel unserer Mission befindet sich zwei Kilometer von hier entfernt. Wir sollten zwar auf wenig Widerstand stoßen, aber seid wachsam." Scorn beendete seine Einweisung mit einem
kurzen Blick zu Curse. Sie lächelte ihn an und er fühlte, wie ihn eine angenehme Wärme durchströmte. Doch er riss sich zusammen. Für solche Gefühle war später noch Zeit. Erst einmal musste die Stadt gesichert
werden.
Es waren insgesamt vier Trupps. Einer davon, gehörte zum 1.Biowaffenregiment, welches gerade ihre Waffen bereit machte. Jeder von Ihnen hatte zwei große Pressluftflaschen auf dem Rücken. Von jeder ging ein
Schlauch ab. Einer führte zur Gasmaske, welche an jedem Gürtel hing und einer zu einem Flammenwerfer ähnlichen Gerät, welches wohl Säure verspritze. Scorn schulterte sein eigenes Gewehr und lud seine Pistole
durch, bevor er sie in das Holster an seinem Oberschenkel Steckte. Die Pistole war ein Handgefertigtes Unikat, welches ihm der Lord für seine Dienste auf Wilgo überreicht hatte. Zweiunddreißig Schuss, mit Automatik
Funktion, räumten jedes Hindernis beiseite. Sie rückten in Formation aus und behielten dabei die Umgebung im Auge. Wie erwartet, stießen sie nur auf Überreste. Zersetze Leichen und getrocknete Pfützen aus
Biomasse zierten die Straßen und Gassen. Leere Bunker und mit Leichen gefüllte Gräben zeugten von dem schweren Spiel, welches sie bei einem Angriff gehabt hätten. "Verdammte Scheiße. Das hat doch nichts
mehr mit Krieg und ehrenhaften Kampf zu tun", wisperte einer der Soldaten und Scorn stimmte ihm stumm zu. "Wir sind fast am Ziel. Sobald wir angekommen sind, werden wir eine kurze Rast einlegen und uns dann
weiter aufmachen, bis wir am Ende des Viertels angekommen sind." Scorn hatte über Funk gesprochen und noch bevor er ausgesprochen hatte, wurde der Soldat, welcher vor ihm über einen Trümmerberg kletterte
nach hinten gerissen. Ein Arm flog durch die Luft und besprühte die Nachfolgenden mit Blut. "Feindkontakt", brüllte Gefreiter Taylor und warf sich auf den Boden. Alle folgten seinem Beispiel und Scorn robbte bis zur
Kuppe des Trümmerhaufens. Er spähte darüber und entdeckte in einer Ruine eine Sandsackstellung mit einem schweren Maschinengewehr. Dieses eröffnete sofort das Feuer und der Hauptmann zog rasch den Kopf
ein. Dreck spritze in die Höhe und landete in seinen Haaren. "Der Feind hat ein schweres MG Nest aufgebaut und sich tief in den Häuser Ruinen verschanzt," erstattete er Bericht. Vanessa kroch neben ihn und
riskierte ebenfalls einen Blick. Das peitschen von Kugeln zerschnitt die Luft und sie ließ sich rasch wieder zurückrutschen. "Das sieht nach Spaß aus," meinte sie und bedeutete ihrem Trupp mit einer Handbewegung
auszuschwärmen. "Ablenken, flankieren und vernichten", fragte Scorn und Sie nickte. Erst jetzt nahm er sich einen kurzen Moment Zeit um nach dem Verletzen zu sehen. "Er wird's überleben", meinte der Sanitäter nur
und Versiegelte den Armstumpf. "Gefreiter Taylor, Gefreiter Skyler , Sie ziehen mit ihrem Truppen das Feuer auf sich. Hauptmann Curse, Sie gehen nach links. Meine Truppe nach rechts. Bewegung!" Die Soldaten
rückten aus und die Truppe um den Gefreiten Taylor und Skyler ließ sich von den Feinden unter Beschuss nehmen, während sie selbst verbissen aus ihren Deckungen zurück feuerten. Vanessa und ihre Truppe
bewegten sich schnell auf die linke Seite und versuchten damit den Feind zu umgehen. Zu Ihrem Glück, war die Mauer auf der linke Seite der Ruine noch intakt und es gab keine Fenster. "Wir können uns unbemerkt
anschleichen", sagte sie und lächelte voller Vorfreude. Sie hastete mit ihren Männern und Frauen über die Schuttberge und Trümmerteile der zerstörten Stadt. An der Hauswand angekommen legte sie ein Ohr daran
und lauschte. Sie nahm neben dem endlosen hämmern der feindlichen Feuerwaffen und den vereinzelten Einschlägen des Gegenfeuers, einige aufgeregte Rufe und gebrüllte Anweisungen war.
Sie bedeutete einem ihrer Männer mit knappen Gesten eine Sprengladung an der Mauer anzubringen und begab sich dann zusammen mit dem Rest ihres Trupps in Deckung. Der Soldat führte seinen Befehl aus und
stellte den Zeitzünder auf zehn Sekunden ein, bevor er auf seine Leute zu sprintete und hinter einigen Trümmerstücken in Deckung sprang. Die Detonation zerriss den Mauerabschnitt und hüllte die Umgebung in eine
Wolke aus Schutt und Staub. "Zugriff! Los! Los! Los", brüllte Vanessa ins Komm, sprang über ihre Deckung und rannte auf das frisch entstandene Loch zu. Sie entdeckte einige Leichen, welche von der Explosion
zerfetzt wurden und sah Soldaten am Boden liegen, welche sich die Ohren hielten, aus denen Blut quoll. Vanessa zögerte nicht lange, sondern aktivierte ihren Säurewerfer. Die letzten Überlebenden wurden beinahe
vollständig aufgelöst und das 1. Biowaffenregiment fiel den Verteidigern in die Flanke. Sie sah Hauptmann Harbinger, wie er mit seinen Truppen die rechte Seite des Feindes unter Beschuss nahm. Das schwere
Maschinengewehr war nur knappe zehn Meter von ihrer Position entfernt war. Es lag in ersten Geschoss des Gebäudes und war an der Bruchkante aufgebaut worden um den besten Überblick auf den Platz zu
erhalten. "Masken.", befahl Vanessa und Ihre Truppen reagierten sofort. Sie setzen sich ihre Gasmasken auf und schalteten die Sauerstoffversorgung ein, die Gleichzeitig einen Überdruck erzeugte um die Masken zu
versiegeln. Nachdem sie sich mit einem kurzen Blick vergewisserte hatte, das ihr Trupp bereit war löste Vanessa eine Granate von ihrem Gürtel. Das Ding hatte die Größe eines Apfels und der Körper bestand aus
einem Wabengeflächt aus Glas. Sie löste die Sicherung und aktivierte den Zünder. "Fresst sie meine Kleinen.", flüsterte sie und drücke einen Kuss auf die Granate. Danach warf sie sie im hohen Bogen genau neben
das Maschinengewehr und setze ihre eigene Maske auf. "Biowaffeneinsatz." Meldete sie über das Komm und gluckste leise als sie sah wie Scorn den Arm hochriss und hektisch in Richtung offene Straße gestikulierte.
Seine Truppe zog sich rasch zurück und Vanessa aktivierte die Sauerstoffversorgung. Sie spürte den leichten Druck, der sich in der Maske aufbaute und roch das frische Aroma von Minze, welches in die
Luftversorgung einfloss.
Sargento Varen Corvus hockte neben dem schweren Maschinengewehr. Er blickte durch sein Fernglas und lächelte räuberisch, als er die feindlichen Truppen anrücken sah. "Wenn sie über den Schuttberg kommen,
eröffnen sie umgehend das Feuer." befahl er dem Soldaten neben sich. "Ja Sargento", antwortete dieser und lud die schwere Waffe durch. Sein Finger zitterte nervös und schweiß lief ihm ins Gesicht. Er leckte einen
Tropfen ab, der ihm unter seinem Helm herabfloss und blinzelte hektisch. Varen spürte wie Verachtung in ihm aufstieg. Er war einer der letzten Regulären Soldaten, welche noch am Leben waren und er musste sich
jeden Tag aufs Neue mit Reservisten oder Milizen rumärgern. Er versuchte nicht an den Kommandanten zu denken, da ihm jedes Mal die Galle hochkam, wenn er es tat. Es war purer Zufall und ungerechtfertigtes
Glück, das der zweite Kommandant der Reserve den Erstschlag und die bisherige Zeit gegen die Angreifer überlebt hatte.
Ein Knall riss ihn aus seinen Fantasien, in denen er das Kommando hatte und er schaute in Richtung des Trümmerhaufens, über den sich die Feinde kommen sollten. Ein feindlicher Soldat ging gerade zu Boden. Der
Rest war noch hinter dem Hügel. "Zu früh du Penner!", schrie er den Soldaten an und gab ihm eine Ohrfeige. Dann sah er einen Kopf über den Hügel spähen. "Bring ihn um verdammt!", befahl er zornig und musste mit
Verbitterung ansehen, wie die Kugeln viel zu tief gezielt in den Dreck einschlugen. Auch die zweite Gestalt, welche kurz danach über den Hügel spähte wurde ebenfalls verschont. "Dieser unfähige Vollidiot.", fluchte
Varen leise und zog sich von dem MG zurück, welche jetzt auf Dauerfeuer wechselte, da die Feinde Anstalten machten zurückzuschießen. Varen sah Gestalten nach Links und Rechts huschen und wusste was
passieren würde. "Ablenken, aufteilen und flankieren.", murmelte er leise und begab sich zur Rückseite des Hauses. Die zwei Dutzend "Soldaten" die er hier hatte würde alle sterben, daran hegte er keinen Zweifel.
"Aber ich nicht.", dachte er.
Die Explosion, die die Wand keine zehn Meter von ihm entfernt zerriss, warf ihn von den Füßen. Schutt bedeckte ihn und er hörte nichts mehr außer einem hohen Fiepen. Benommen versuchte er sich umzuschauen
doch er sah nur das Loch in der Wand, durch welches Soldaten gestürmt kamen und kurzen Prozess mit den wenigen Überlebenden machten. Der Soldat direkt vor ihm löste sich unter Schreien auf, während er selbst
ruhig liegen blieb und sich Tod stellte. Eine Frau stand vor ihm. Sie trug enge schwarze Hosen und einen Körperpanzer. Um ihren Hals hing eine Halbmaske und er sah den Säurewerfer in ihrer Hand. Sie stieg über ihn
hinweg und die restlichen Feinde folgten ihr. "Die Gelegenheit.", dachte Varen, richtete sich langsam und leise auf und schlich durch das Loch in der Wand nach draußen.
Derek ließ seinen Finger nicht mehr vom Abzug. Er Feuerte Kugel um Kugel ab, obwohl er durch die Stichflamme und den Staub in der Luft kaum noch etwas sah. Etwas berührte seinen Fuß und er blickte erschrocken
nach unten ohne den Abzug loszulassen. Ein Apfelgroßes Ding aus Glas lag zwischen seinen Beinen. Ihm stockte das Herz. Er wartete auf einen Knall, eine Explosion oder eine Feuerwolke die ihn verzehren würde,
doch nicht dergleichen Geschah. "Ein Blindgänger?", frage er sich. Auf einmal zersprang das Gebilde und ein gelblich-grüner Nebel bildete sich. Der Nebel verharrte einige Sekunden, dann begann er sich
explosionsartig zu verbreiten. Der Nebel wuchs an, bis er eine Kuppel von zwanzig Metern Durchmesser gebildet hatte. Derek kauerte am Boden. Seine Hände lagen um seinen Hals und er erbrach Blut, welches er
schon nicht mehr sehen konnte. Seine Augen brannten und er sah nichts als schwärze während sich der Virus durch seinen Körper fraß. Er war so Konstruiert worden, das er bei einem gewissen Sauerstoffgehalt in
der Luft anfing sich zu vermehren, bis er eine Areal von circa zwanzig Metern einnahm. Danach stagnierte die Vermehrung und der Virus befiel sämtliches Leben innerhalb des Areals. Er drang durch Nase und Mund in
den Körper ein und zersetze die Lunge und alle anderen Organe. Zeitgleich zersetze er auch das Gehirn seines Wirtes um jede Gegenmaßnahme oder Flucht zu verhindern. Anschließen würde er nach zehn bis
fünfzehn Minuten zerfallen. Doch davon bekamen die Verteidiger nichts mehr mit, als ihre Körper schließlich aufgaben.
Vanessa stieg über die Leichen der letzten Widerständler hinweg. Sie betrachtete das Maschinengewehr nun aus nächster Nähe. Ein Mann lag davor, die Hände um seinen Hals geklammert, in einer Lache aus Blut und
aufgelösten Gewebe liegend. Sie Kniete sich nieder und schloss die glasigen Augen. "Warum müssen sich immer alle Widersetzen?", fragte sie den Toten.
Hauptmann Harbinger kam ihr entgegen. "Lagebericht", forderte er über das Komm. "Trupp Taylor meldet zwei verwundete, einen davon schwer." "Trupp Curse meldet keine Verluste.", sagte sie gedämpft durch ihre
Maske und spürte beim Anblick des Hauptmanns eine wohlige Wärme in sich aufsteigen. Sie nahm ihre Maske ab und lächelte Scorn an. "Hier Trupp Skyler. Wir haben einen Toten, Iron." Scorn bemerkte, wie Vanessa
ihn leicht verdutzt anschaute, als sie diesen Namen hört. Er zuckte nur mit den Schulter und bedeute ihr mit einer Geste: "Später". "Wir rücken weiter vor. Seit wachsam und vorsichtig."
Innerhalb der nächsten Stunde trafen sie auf vereinzelte Hinterhalte, verloren aber keine weiteren Soldaten. Die Feinde waren wohl Milizen, aus den Reihen der zivilen Bewohner rekrutiert und den regulären Truppen
des Lords gnadenlos unterlegen. Am Sammelpunkt angekommen stießen sie auf weitere Truppen, welche von allen Seiten ankamen. Scorn ließ sich Bericht erstatten und nickte zufrieden. Das Viertel gehörte ihnen und
die Verluste waren geringer ausgefallen als man erwartet hätte.
"Hauptmann Harbinger ruft Leutnant Karelien. Mary können sie mich hören?"
"Hier Leutnant Karelien, wie ist die Lage Scorn?"
"Wir haben das Viertel Gesichert. Die Verluste sind minimal und wir richten einen Außenposten ein."
"Sehr gute Arbeit. Ich werde den Lordkommandanten in Kenntnis setzen. Kehren sie zusammen mit Hauptmann Curse zur Basis zurück."
LordKamar U1
-9-
Scorn, Vanessa und Mary-Ann saßen zusammen mit Lordkommandant Sokolow im Besprechungsraum der Basis Bravo-Fünf. In allen Einzelheiten erstatteten sie Bericht und der Lordkommandant wirkte zufrieden.
"Sie haben alle sehr gute Arbeit geleistet. Der Lord ist über den Fortschritt erfreut und will sie nach diesem Krieg mit einer Belobigung bedenken. Dass wär dann alles. Sie können wegtreten." Die drei verneigten sich
und verließen den Raum. Leutnant Karelien entschuldigte sich mit einem leisen Gemurmel und verschwand in ihrem Büro. Vanessa und Scorn schlenderten gemeinsam über das Gelände. Inzwischen war es dunkel
geworden und die Beleuchtung der Wege und Gebäude zeichnete helle Lichtflecken auf den Boden. Sie nährten sich ihren Unterkünften und plauderten dabei munter über vergangenen Gefechte und Schlachten.
"Warum nennt man dich eigentlich Iron", fragte sie und löste das Lederband um ihren Zopf. Ihre Haare fielen ihr bis zu den Schultern. "Den Namen bekam ich, nachdem wir einen feindlichen Kommandoposten auf Wilgo
erstürmt hatten. Während des Gefechts wurde ich sieben mal angeschossen, doch ich kämpfte weiter und trieb unsere Leute zum Sieg an. Wegen meines eisernen Willens und meines stahlharten Körpers erhielt ich
diesen Namen." Er wollte noch etwas sagen, doch er verlor den Faden, als er ihr in die Augen schaute. "Was ist", fragte sie lächelnd. Er schüttelte leicht den Kopf und streckte den Hand aus, um ihr eine Strähne hinter